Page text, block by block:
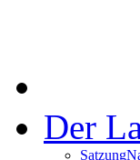
Der
Satzung